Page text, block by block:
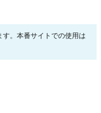
。本番サイトでの使用は